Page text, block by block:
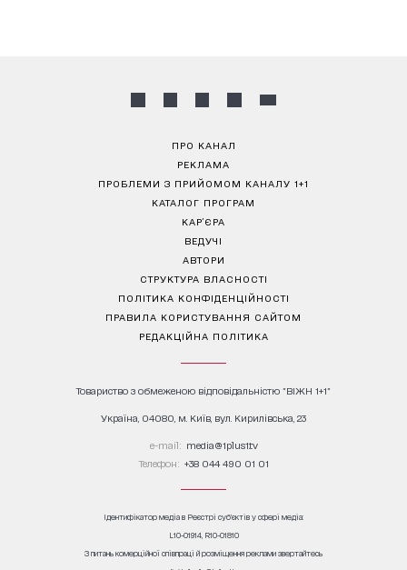
ПРО КАНАЛ
РЕКЛАМА
ПРОБЛЕМИ З ПРИЙОМОМ КАНАЛУ 1+1
КАТАЛОГ ПРОГРАМ
КАР’ЄРА
ВЕДУЧІ
АВТОРИ
СТРУКТУРА ВЛАСНОСТІ
ПОЛІТИКА КОНФІДЕНЦІЙНОСТІ
ПРАВИЛА КОРИСТУВАННЯ САЙТОМ
РЕДАКЦІЙНА ПОЛІТИКА
Товариство з обмеженою відповідальністю "ВІЖН 1+1"
Україна, 04080, м. Київ, вул. Кирилівська, 23
е-mail: media@1plus1.tv
Телефон: +38 044 490 01 01
Ідентифікатор медіа в Реєстрі суб’єктів у сфері медіа:
L10-01914, R10-01810
З питань комерційної співпраці й розміщення реклами звертайтесь